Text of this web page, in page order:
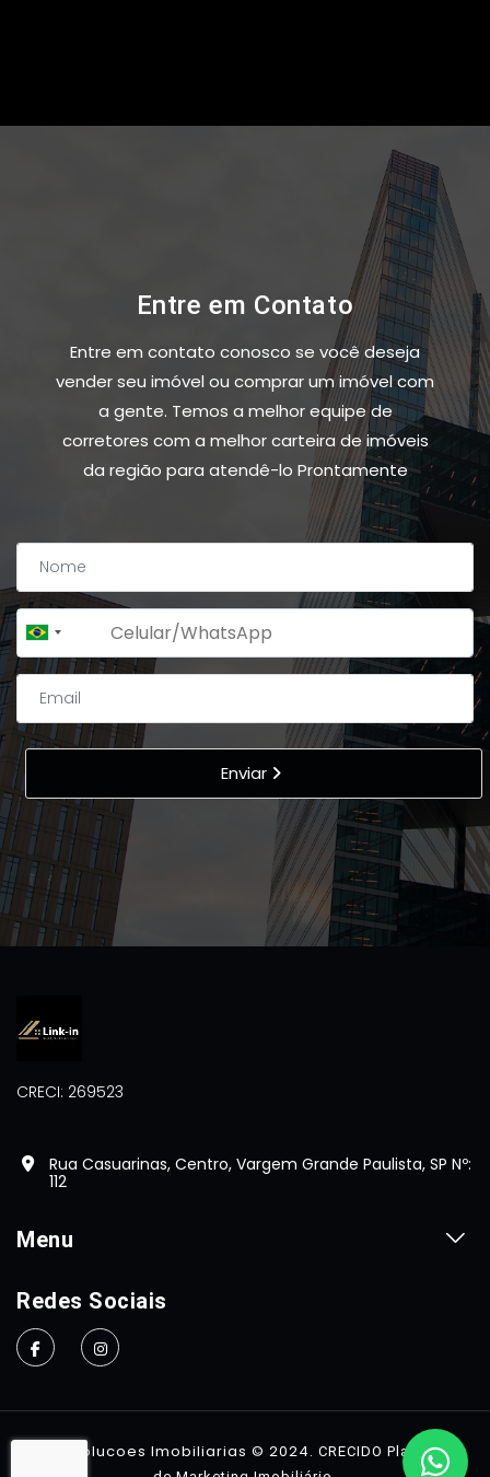
Entre em Contato
Entre em contato conosco se você deseja
vender seu imóvel ou comprar um imóvel com
a gente. Temos a melhor equipe de
corretores com a melhor carteira de imóveis
da região para atendê-lo Prontamente
Brazil
+55
Enviar
CRECI: 269523
Rua Casuarinas, Centro, Vargem Grande Paulista, SP Nº:
112
Menu
Sobre
Redes Sociais
Linkin Solucoes Imobiliarias © 2024. CRECIDO Plataforma